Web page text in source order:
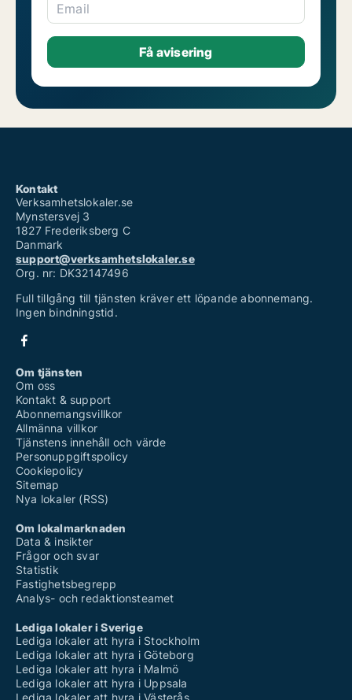
Email
Kontakt
Verksamhetslokaler.se
Mynstersvej 3
1827 Frederiksberg C
Danmark
support@verksamhetslokaler.se
Org. nr: DK32147496
Full tillgång till tjänsten kräver ett löpande abonnemang.
Ingen bindningstid.
Om tjänsten
Om oss
Kontakt & support
Abonnemangsvillkor
Allmänna villkor
Tjänstens innehåll och värde
Personuppgiftspolicy
Cookiepolicy
Sitemap
Nya lokaler (RSS)
Om lokalmarknaden
Data & insikter
Frågor och svar
Statistik
Fastighetsbegrepp
Analys- och redaktionsteamet
Lediga lokaler i Sverige
Lediga lokaler att hyra i Stockholm
Lediga lokaler att hyra i Göteborg
Lediga lokaler att hyra i Malmö
Lediga lokaler att hyra i Uppsala
Lediga lokaler att hyra i Västerås